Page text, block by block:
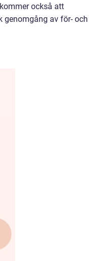
också att
genomgång av för- och